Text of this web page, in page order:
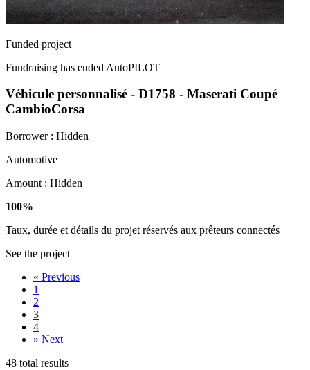
Funded project
Fundraising has ended AutoPILOT
Véhicule personnalisé - D1758 - Maserati Coupé
CambioCorsa
Borrower : Hidden
Automotive
Amount : Hidden
100%
Taux, durée et détails du projet réservés aux prêteurs connectés
See the project
« Previous
1
2
3
4
» Next
48 total results